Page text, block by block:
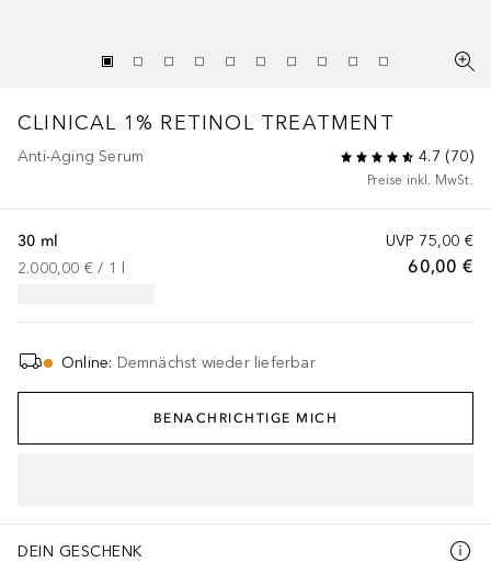
CLINICAL 1% RETINOL TREATMENT
Anti-Aging Serum 4.7 (70)
Preise inkl. MwSt.
UVP 75,00 €
60,00 €
30 ml
2.000,00 € / 1
Online: Demnächst wieder lieferbar
BENACHRICHTIGE MICH
DEIN GESCHENK